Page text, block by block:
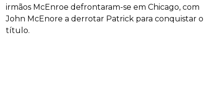
irmãos McEnroe defrontaram-se em Chicago, com
John McEnore a derrotar Patrick para conquistar o
título.